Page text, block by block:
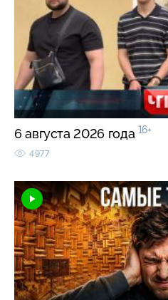
6 августа 2026 года 16+
4977